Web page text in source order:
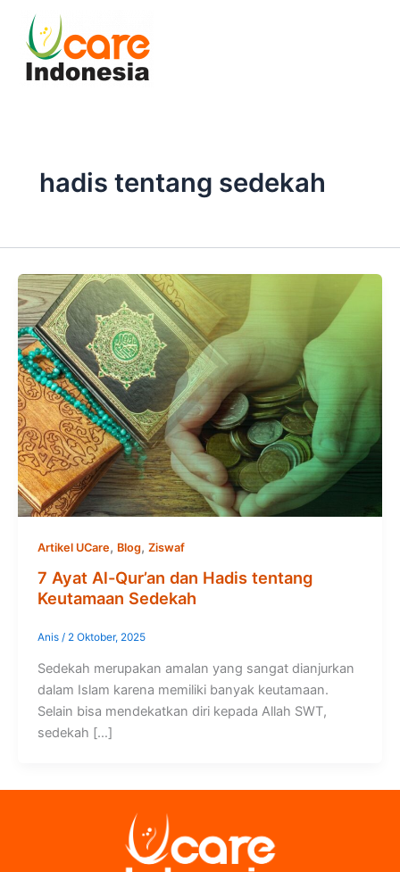
content
hadis tentang sedekah
Artikel UCare, Blog, Ziswaf
7 Ayat Al-Qur’an dan Hadis tentang
Keutamaan Sedekah
Anis / 2 Oktober, 2025
Sedekah merupakan amalan yang sangat dianjurkan
dalam Islam karena memiliki banyak keutamaan.
Selain bisa mendekatkan diri kepada Allah SWT,
sedekah […]